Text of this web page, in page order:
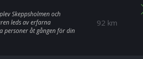
92 km
Skeppsholmen och
leds av erfarna
personer åt gången för din